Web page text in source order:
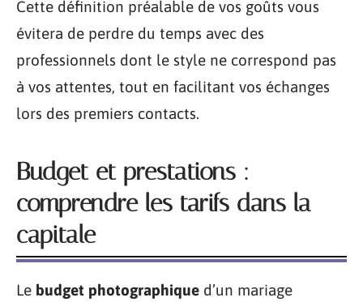
Cette définition préalable de vos goûts vous
évitera de perdre du temps avec des
professionnels dont le style ne correspond pas
à vos attentes, tout en facilitant vos échanges
lors des premiers contacts.
Budget et prestations :
comprendre les tarifs dans la
capitale
Le budget photographique d’un mariage